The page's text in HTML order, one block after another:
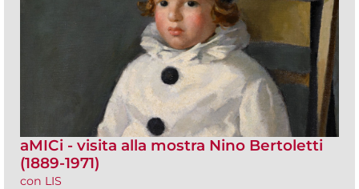
aMICi - visita alla mostra Nino Bertoletti
(1889-1971)
con LIS